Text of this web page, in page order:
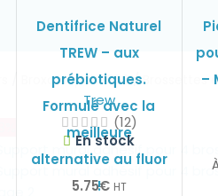
Broxo depuis 1956/Brossettes
Dentifrice Naturel
TREW – aux
prébiotiques.
Formulé avec la
meilleure
alternative au fluor
!
Trew
(12)
En stock
5.75€ HT
–